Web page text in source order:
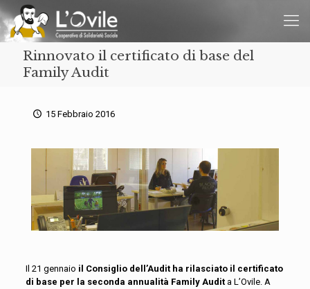
Rinnovato il certificato di base del
Family Audit
15 Febbraio 2016
Il 21 gennaio il Consiglio dell’Audit ha rilasciato il certificato
di base per la seconda annualità Family Audita L’Ovile. A